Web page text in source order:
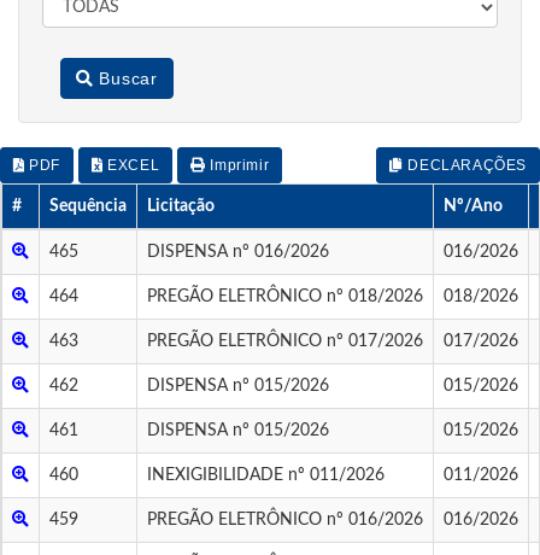
Buscar
PDF EXCEL Imprimir DECLARAÇÕES
# Sequência Licitação Nº/Ano
465 DISPENSA nº 016/2026 016/2026
464 PREGÃO ELETRÔNICO nº 018/2026 018/2026
463 PREGÃO ELETRÔNICO nº 017/2026 017/2026
462 DISPENSA nº 015/2026 015/2026
461 DISPENSA nº 015/2026 015/2026
460 INEXIGIBILIDADE nº 011/2026 011/2026
459 PREGÃO ELETRÔNICO nº 016/2026 016/2026